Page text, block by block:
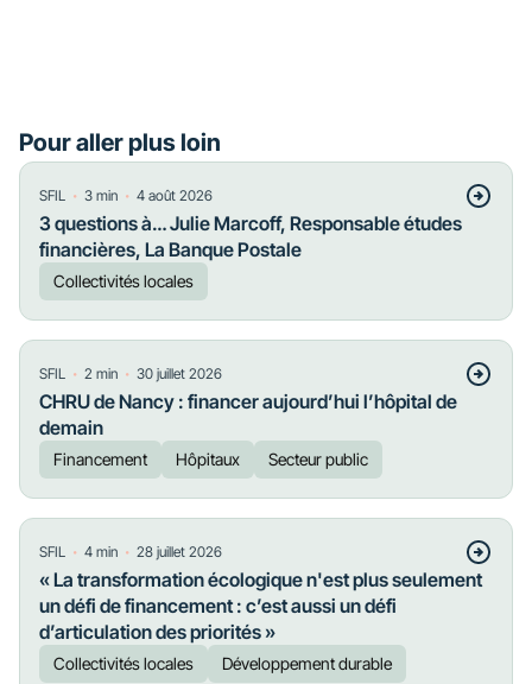
Pour aller plus loin
SFIL ・ 3 min ・ 4 août 2026
3 questions à… Julie Marcoff, Responsable études
financières, La Banque Postale
Collectivités locales
SFIL ・ 2 min ・ 30 juillet 2026
CHRU de Nancy : financer aujourd’hui l’hôpital de
demain
Financement Hôpitaux Secteur public
SFIL ・ 4 min ・ 28 juillet 2026
« La transformation écologique n'est plus seulement
un défi de financement : c’est aussi un défi
d’articulation des priorités »
Collectivités locales Développement durable